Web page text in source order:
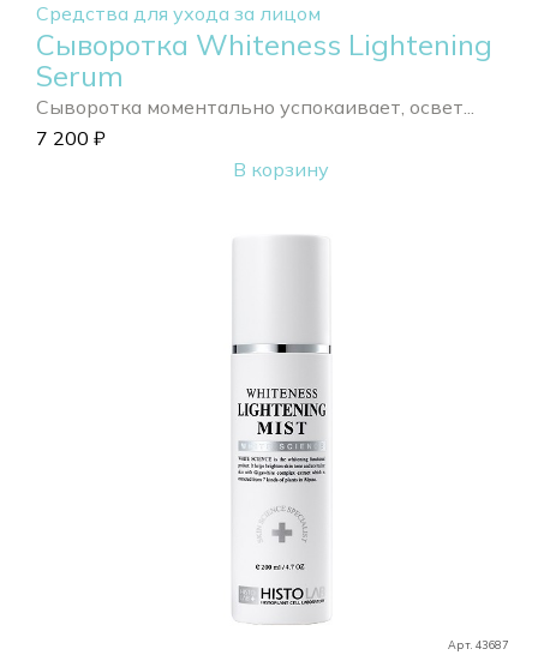
Средства для ухода за лицом
Сыворотка Whiteness Lightening
Serum
Сыворотка моментально успокаивает, освет...
7 200 ₽
В корзину
Арт. 43687